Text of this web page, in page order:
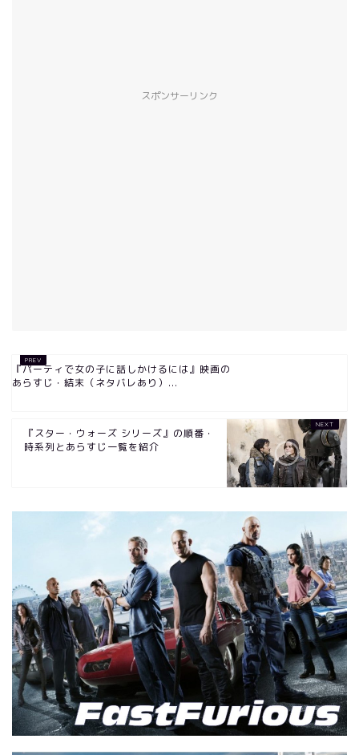
スポンサーリンク
『パーティで女の子に話しかけるには』映画の
あらすじ・結末（ネタバレあり）...
『スター・ウォーズ シリーズ』の順番・
時系列とあらすじ一覧を紹介